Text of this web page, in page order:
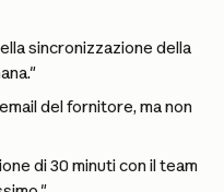
sincronizzazione della
del fornitore, ma non
di 30 minuti con il team